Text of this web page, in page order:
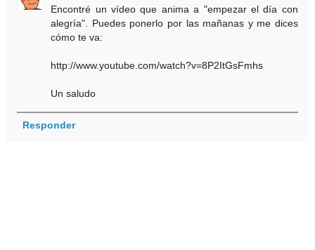
Encontré un vídeo que anima a "empezar el día con
alegría". Puedes ponerlo por las mañanas y me dices
cómo te va:
http://www.youtube.com/watch?v=8P2ItGsFmhs
Un saludo
Responder